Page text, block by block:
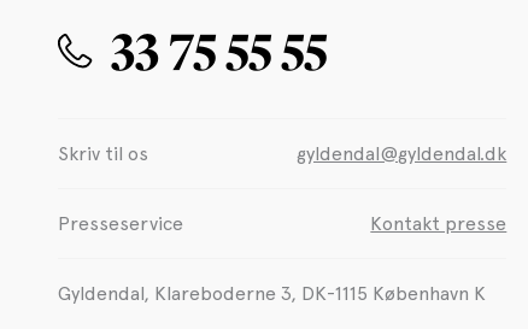
33 75 55 55
Skriv til os gyldendal@gyldendal.dk
Presseservice Kontakt presse
Gyldendal, Klareboderne 3, DK-1115 København K